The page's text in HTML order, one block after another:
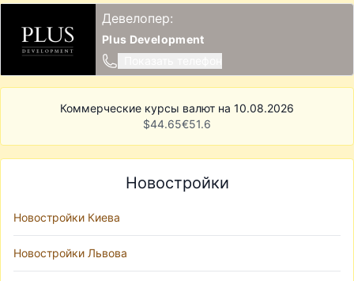
Девелопер:
Plus Development
Коммерческие курсы валют на 10.08.2026
$44.65€51.6
Новостройки
Новостройки Киева
Новостройки Львова